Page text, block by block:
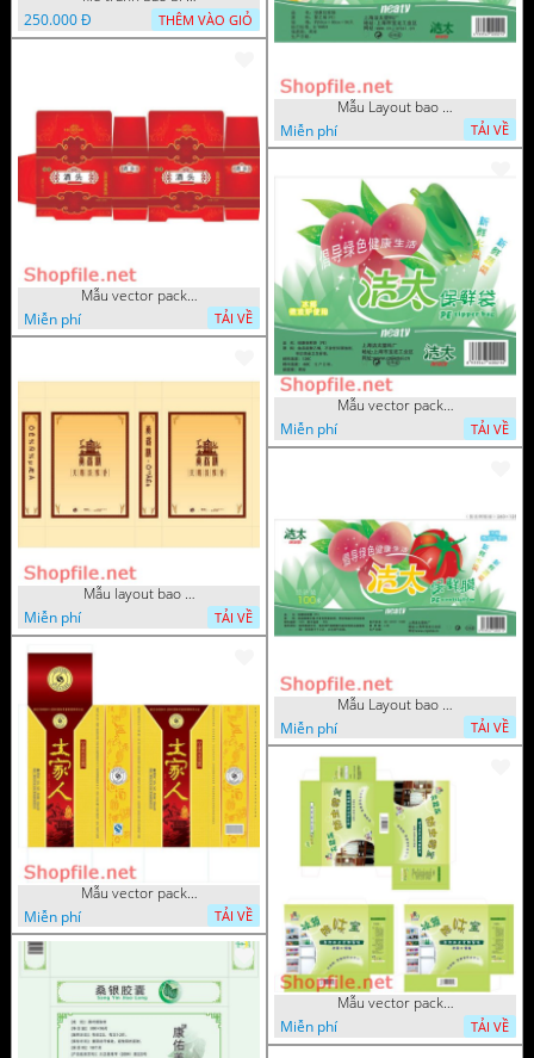
250.000 Đ
THÊM VÀO GIỎ
Mẫu vector package xinh xắn
Miễn phí
TẢI VỀ
Mẫu layout bao bì đẹp
Miễn phí
TẢI VỀ
Mẫu vector package chữ la hán
Miễn phí
TẢI VỀ
Mẫu Layout bao bì đẹp
Miễn phí
TẢI VỀ
Mẫu vector package trái cây
Miễn phí
TẢI VỀ
Mẫu Layout bao bì trái cây tươi
Miễn phí
TẢI VỀ
Mẫu vector package kệ đừng
Miễn phí
TẢI VỀ